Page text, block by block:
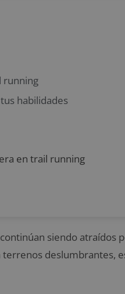
running
habilidades
en trail running
siendo atraídos
terrenos deslumbrantes,